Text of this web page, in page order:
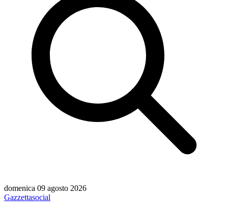
domenica 09 agosto 2026
Gazzettasocial